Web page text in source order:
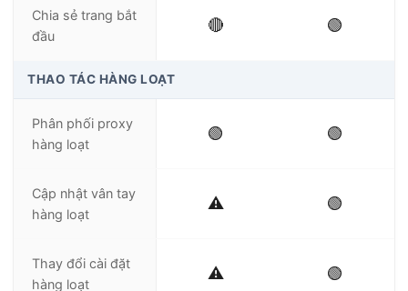
Chia sẻ trang bắt
đầu
🔴 🟢
THAO TÁC HÀNG LOẠT
Phân phối proxy
hàng loạt
🟢 🟢
Cập nhật vân tay
hàng loạt
⚠️ 🟢
Thay đổi cài đặt
hàng loạt
⚠️ 🟢